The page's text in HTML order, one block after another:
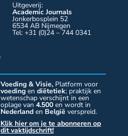
Uitgeverij:
Academic Journals
Jonkerbosplein 52
6534 AB Nijmegen
Tel: +31 (0)24 – 744 0341
Voeding & Visie, Platform voor
voeding en diëtetiek; praktijk en
wetenschap verschijnt in een
oplage van 4.500 en wordt in
Nederland en België verspreid.
Klik hier om je te abonneren op
dit vaktijdschrift!